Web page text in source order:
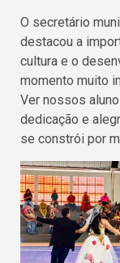
O secretário
destacou a
cultura e o
momento muito
Ver nossos
dedicação e
se constrói por